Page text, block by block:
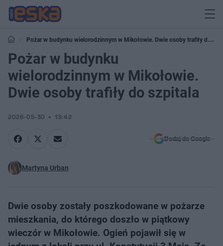
Pożar w budynku wielorodzinnym w Mikołowie. Dwie osoby trafiły do
szpitala
Pożar w budynku
wielorodzinnym w Mikołowie.
Dwie osoby trafiły do szpitala
2026-05-30 13:42
Dodaj do Google
Martyna Urban
Dwie osoby zostały poszkodowane w pożarze
mieszkania, do którego doszło w piątkowy
wieczór w Mikołowie. Ogień pojawił się w